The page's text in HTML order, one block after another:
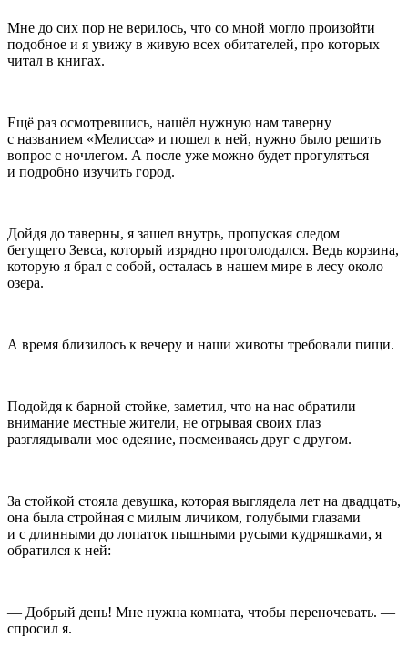
Мне до сих пор не верилось, что со мной могло произойти
подобное и я увижу в живую всех обитателей, про которых
читал в книгах.
Ещё раз осмотревшись, нашёл нужную нам таверну
с названием «Мелисса» и пошел к ней, нужно было решить
вопрос с ночлегом. А после уже можно будет прогуляться
и подробно изучить город.
Дойдя до таверны, я зашел внутрь, пропуская следом
бегущего Зевса, который изрядно проголодался. Ведь корзина,
которую я брал с собой, осталась в нашем мире в лесу около
озера.
А время близилось к вечеру и наши животы требовали пищи.
Подойдя к барной стойке, заметил, что на нас обратили
внимание местные жители, не отрывая своих глаз
разглядывали мое одеяние, посмеиваясь друг с другом.
За стойкой стояла девушка, которая выглядела лет на двадцать,
она была стройная с милым личиком, голубыми глазами
и с длинными до лопаток пышными русыми кудряшками, я
обратился к ней:
— Добрый день! Мне нужна комната, чтобы переночевать. —
спросил я.